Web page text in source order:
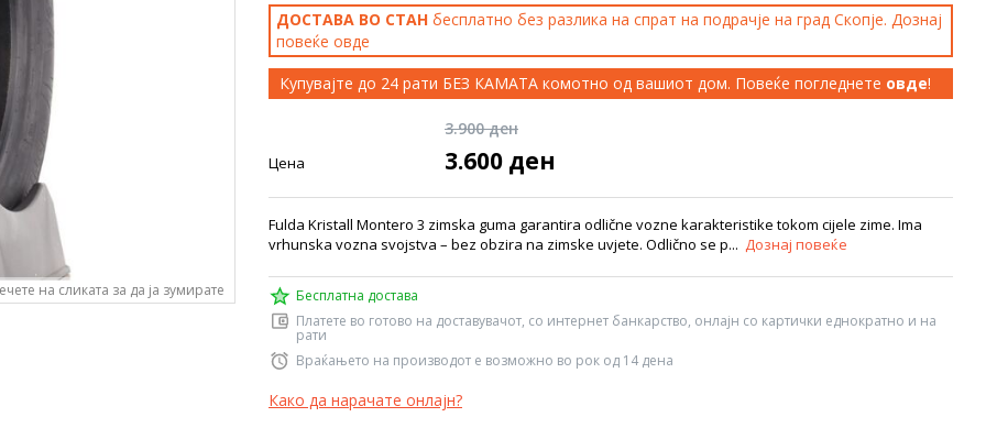
на сликата за да ја зумирате
ДОСТАВА ВО СТАН бесплатно без разлика на спрат на подрачје на град Скопје. Дознај
повеќе овде
Купувајте до 24 рати БЕЗ КАМАТА комотно од вашиот дом. Повеќе погледнете овде!
3.900 ден
Цена 3.600 ден
Fulda Kristall Montero 3 zimska guma garantira odlične vozne karakteristike tokom cijele zime. Ima
vrhunska vozna svojstva – bez obzira na zimske uvjete. Odlično se p... Дознај повеќе
Бесплатна достава
Платете во готово на доставувачот, со интернет банкарство, онлајн со картички еднократно и на
рати
Враќањето на производот е возможно во рок од 14 дена
Како да нарачате онлајн?